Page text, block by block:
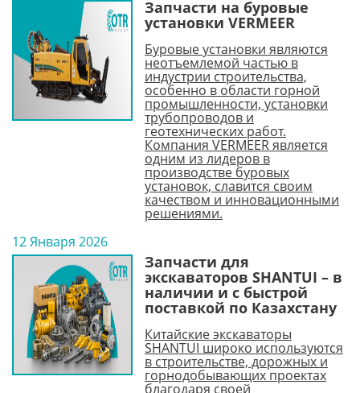
Запчасти на буровые
установки VERMEER
Буровые установки являются
неотъемлемой частью в
индустрии строительства,
особенно в области горной
промышленности, установки
трубопроводов и
геотехнических работ.
Компания VERMEER является
одним из лидеров в
производстве буровых
установок, славится своим
качеством и инновационными
решениями.
12 Января 2026
Запчасти для
экскаваторов SHANTUI – в
наличии и с быстрой
поставкой по Казахстану
Китайские экскаваторы
SHANTUI широко используются
в строительстве, дорожных и
горнодобывающих проектах
благодаря своей